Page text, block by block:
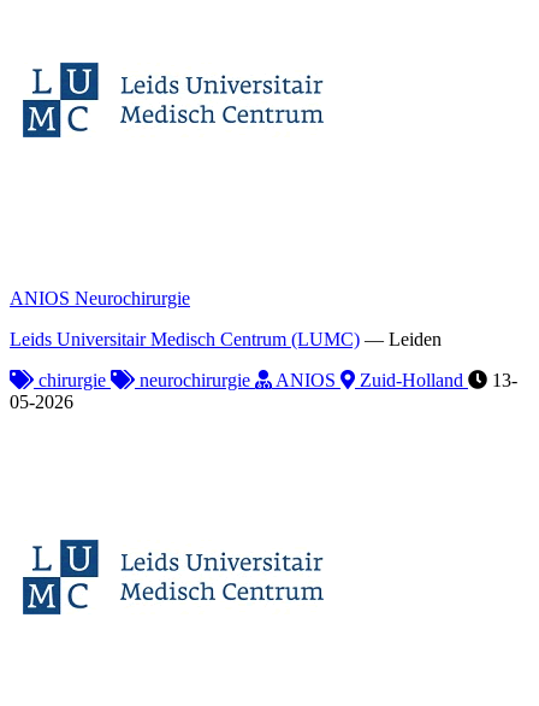
ANIOS Neurochirurgie
Leids Universitair Medisch Centrum (LUMC) — Leiden
chirurgie
neurochirurgie ANIOS Zuid-Holland
13-
05-2026